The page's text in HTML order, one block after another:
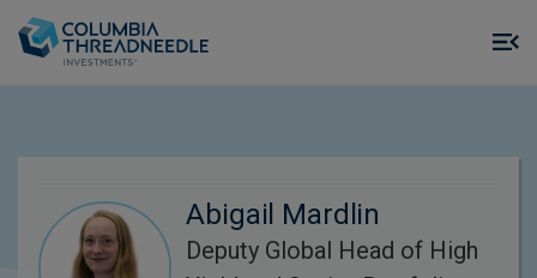
Abigail Mardlin
Deputy Global Head of High